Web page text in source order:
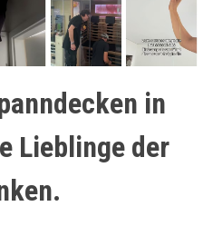
in
Lieblinge der